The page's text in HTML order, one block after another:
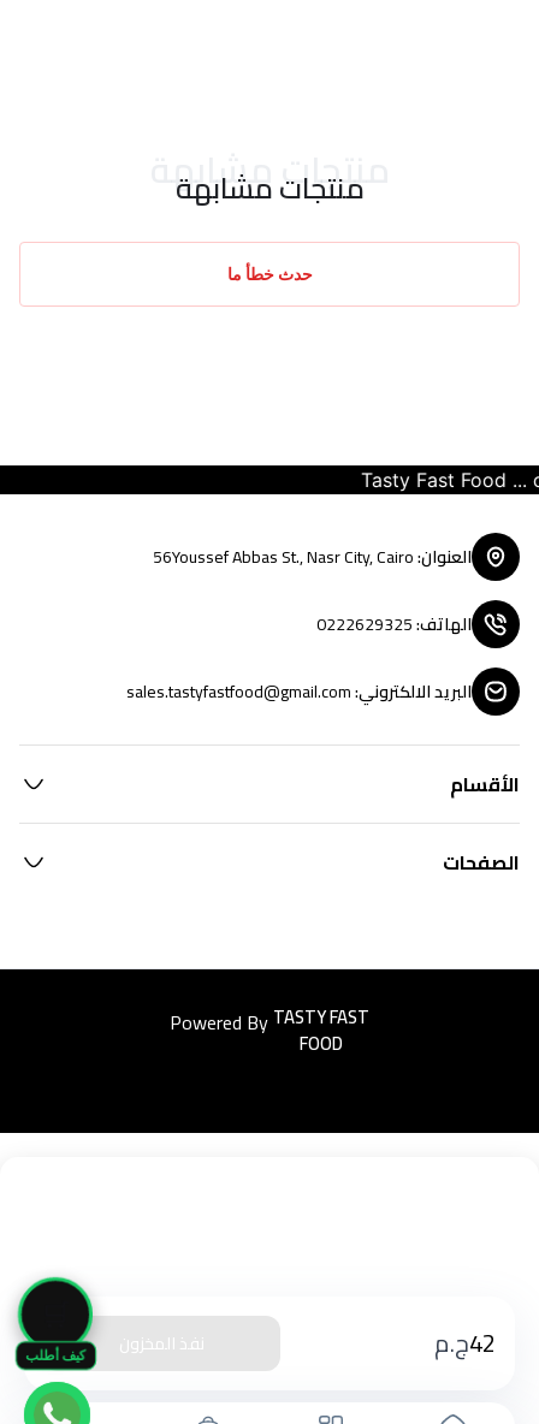
كيف أطلب
منتجات مشابهة
منتجات مشابهة
حدث خطأ ما
42ج.م نفذ المخزون
Tasty Fast Food ...
العنوان:
56Youssef Abbas St., Nasr City, Cairo
الهاتف:
0222629325
البريد الالكتروني:
sales.tastyfastfood@gmail.com
الأقسام
الصفحات
Powered ByEasyorders